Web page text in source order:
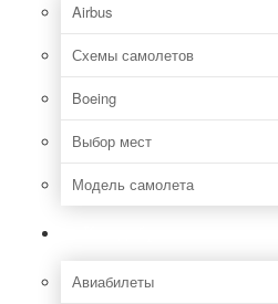
Airbus
Схемы самолетов
Boeing
Выбор мест
Модель самолета
Авиабилеты